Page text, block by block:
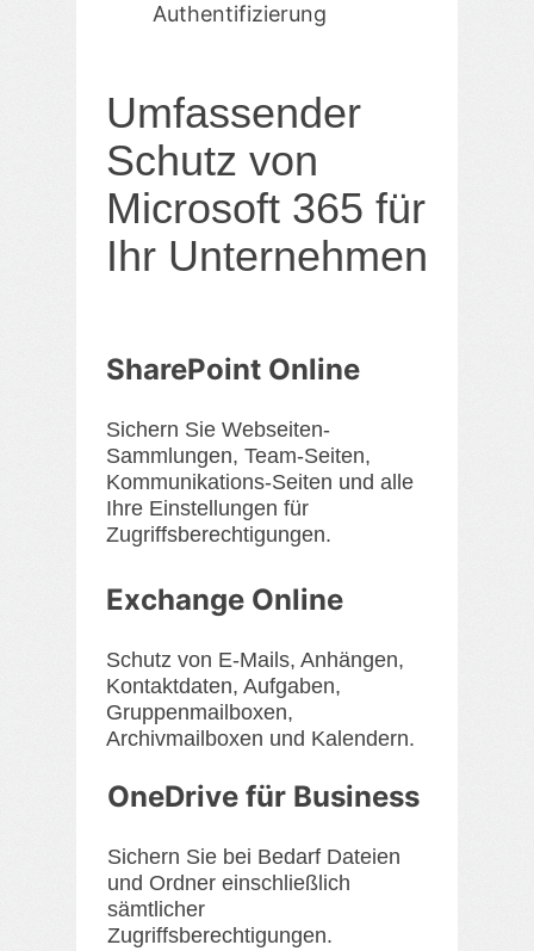
Authentifizierung
Umfassender
Schutz von
Microsoft 365 für
Ihr Unternehmen
Exchange Online
Schutz von E-Mails, Anhängen,
Kontaktdaten, Aufgaben,
Gruppenmailboxen,
Archivmailboxen und Kalendern.
OneDrive für Business
Sichern Sie bei Bedarf Dateien
und Ordner einschließlich
sämtlicher
Zugriffsberechtigungen.
SharePoint Online
Sichern Sie Webseiten-
Sammlungen, Team-Seiten,
Kommunikations-Seiten und alle
Ihre Einstellungen für
Zugriffsberechtigungen.